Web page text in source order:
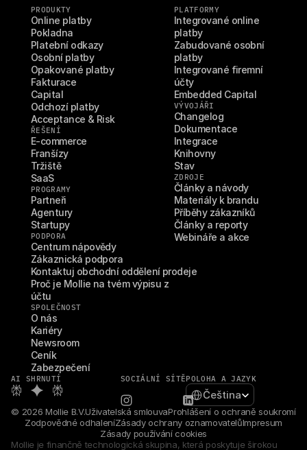
PRODUKTY
Online platby
Pokladna
Platební odkazy
Osobní platby
Opakované platby
Fakturace
Capital
Odchozí platby
Acceptance & Risk
ŘEŠENÍ
E-commerce
Franšízy
Tržiště
SaaS
PROGRAMY
Partneři
Agentury
Startupy
PODPORA
Centrum nápovědy
Zákaznická podpora
Kontaktuj obchodní oddělení prodeje
Proč je Mollie na tvém výpisu z
účtu
SPOLEČNOST
O nás
Kariéry
Newsroom
Ceník
Zabezpečení
PLATFORMY
Integrované online
platby
Zabudované osobní
platby
Integrované firemní
účty
Embedded Capital
VÝVOJÁŘI
Changelog
Dokumentace
Integrace
Knihovny
Stav
ZDROJE
Články a návody
Materiály k brandu
Příběhy zákazníků
Články a reporty
Webináře a akce
AI SHRNUTÍ SOCIÁLNÍ SÍTĚPOLOHA A JAZYK
Select Language
Čeština
© 2026 Mollie B.V.Uživatelská smlouvaProhlášení o ochraně soukromí
Zodpovědné odhaleníZásady ochrany oznamovatelůImpresum
Zásady používání cookies
Mollie je finančně technologická skupina, která poskytuje širokou